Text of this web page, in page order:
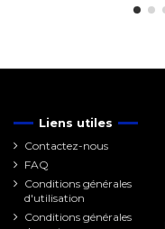
Liens utiles
Contactez-nous
FAQ
Conditions générales
d'utilisation
Conditions générales